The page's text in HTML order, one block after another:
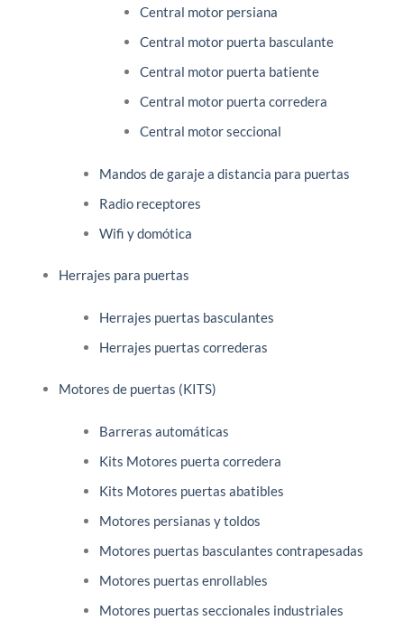
Central motor persiana
Central motor puerta basculante
Central motor puerta batiente
Central motor puerta corredera
Central motor seccional
Mandos de garaje a distancia para puertas
Radio receptores
Wifi y domótica
Herrajes para puertas
Herrajes puertas basculantes
Herrajes puertas correderas
Motores de puertas (KITS)
Barreras automáticas
Kits Motores puerta corredera
Kits Motores puertas abatibles
Motores persianas y toldos
Motores puertas basculantes contrapesadas
Motores puertas enrollables
Motores puertas seccionales industriales